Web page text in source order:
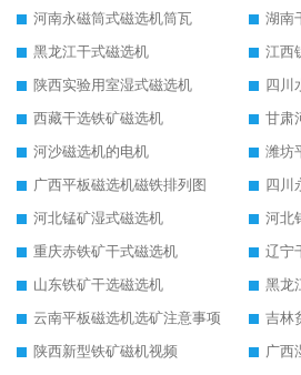
河南永磁筒式磁选机筒瓦
湖南
黑龙江干式磁选机
江西
陕西实验用室湿式磁选机
四川
西藏干选铁矿磁选机
甘肃
河沙磁选机的电机
潍坊
广西平板磁选机磁铁排列图
四川
河北锰矿湿式磁选机
河北
重庆赤铁矿干式磁选机
辽宁
山东铁矿干选磁选机
黑龙
云南平板磁选机选矿注意事项
吉林
陕西新型铁矿磁机视频
广西